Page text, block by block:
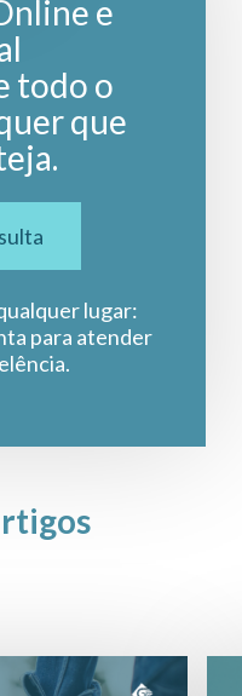
e
todo o
que
lugar:
para atender